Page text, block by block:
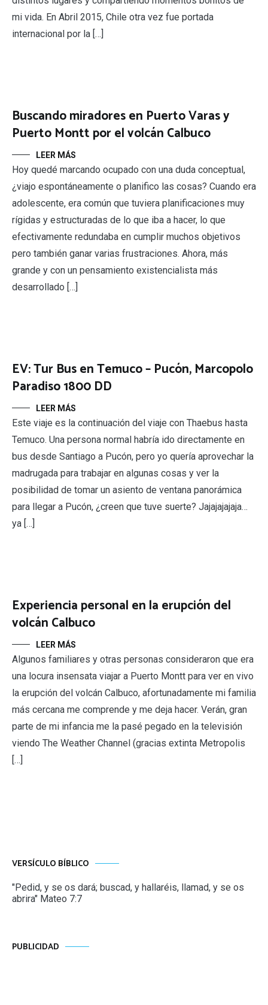
mi vida. En Abril 2015, Chile otra vez fue portada
internacional por la […]
Buscando miradores en Puerto Varas y
Puerto Montt por el volcán Calbuco
LEER MÁS
Hoy quedé marcando ocupado con una duda conceptual,
¿viajo espontáneamente o planifico las cosas? Cuando era
adolescente, era común que tuviera planificaciones muy
rígidas y estructuradas de lo que iba a hacer, lo que
efectivamente redundaba en cumplir muchos objetivos
pero también ganar varias frustraciones. Ahora, más
grande y con un pensamiento existencialista más
desarrollado […]
EV: Tur Bus en Temuco – Pucón, Marcopolo
Paradiso 1800 DD
LEER MÁS
Este viaje es la continuación del viaje con Thaebus hasta
Temuco. Una persona normal habría ido directamente en
bus desde Santiago a Pucón, pero yo quería aprovechar la
madrugada para trabajar en algunas cosas y ver la
posibilidad de tomar un asiento de ventana panorámica
para llegar a Pucón, ¿creen que tuve suerte? Jajajajajaja…
ya […]
Experiencia personal en la erupción del
volcán Calbuco
LEER MÁS
Algunos familiares y otras personas consideraron que era
una locura insensata viajar a Puerto Montt para ver en vivo
la erupción del volcán Calbuco, afortunadamente mi familia
más cercana me comprende y me deja hacer. Verán, gran
parte de mi infancia me la pasé pegado en la televisión
viendo The Weather Channel (gracias extinta Metropolis
[…]
VERSÍCULO BÍBLICO
"Pedid, y se os dará; buscad, y hallaréis, llamad, y se os
abrira" Mateo 7:7
PUBLICIDAD